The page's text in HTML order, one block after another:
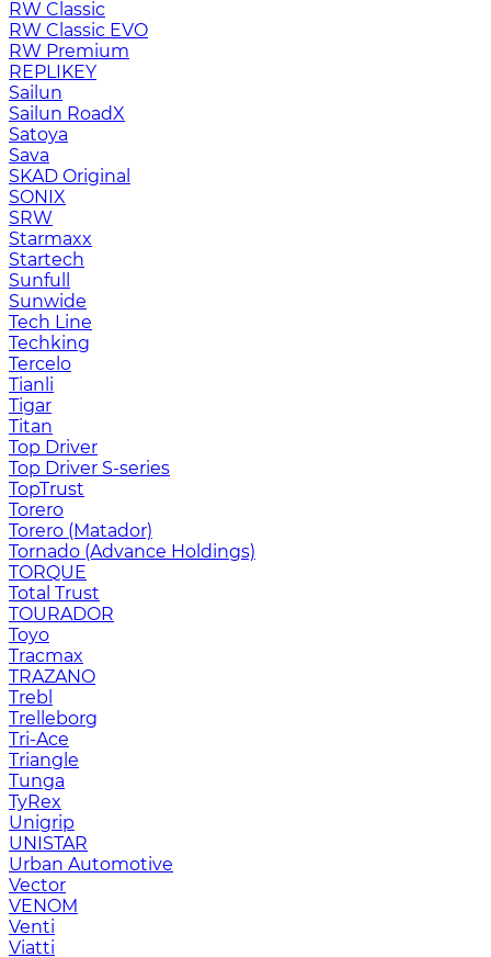
RW Classic
RW Classic EVO
RW Premium
RЕPLIKEY
Sailun
Sailun RoadX
Satoya
Sava
SKAD Original
SONIX
SRW
Starmaxx
Startech
Sunfull
Sunwide
Tech Line
Techking
Tercelo
Tianli
Tigar
Titan
Top Driver
Top Driver S-series
TopTrust
Torero
Torero (Matador)
Tornado (Advance Holdings)
TORQUE
Total Trust
TOURADOR
Toyo
Tracmax
TRAZANO
Trebl
Trelleborg
Tri-Ace
Triangle
Tunga
TyRex
Unigrip
UNISTAR
Urban Automotive
Vector
VENOM
Venti
Viatti